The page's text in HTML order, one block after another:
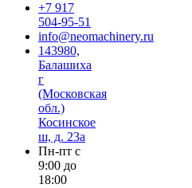
+7 917
504-95-51
info@neomachinery.ru
143980,
Балашиха
г
(Московская
обл.)
Косинское
ш, д. 23а
Пн-пт с
9:00 до
18:00